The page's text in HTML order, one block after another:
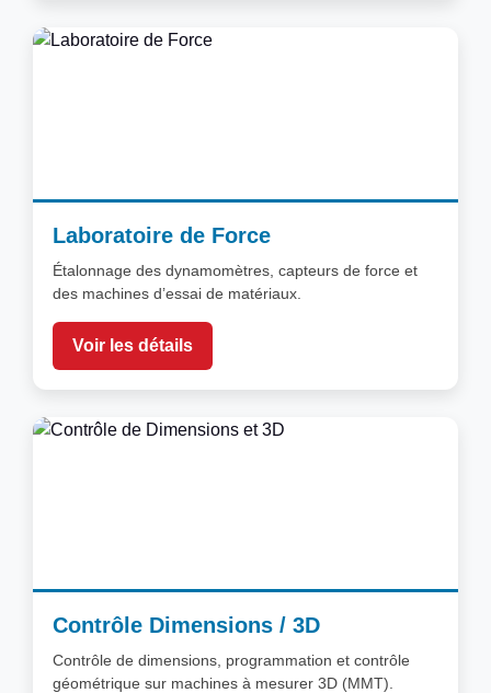
Laboratoire de Force
Étalonnage des dynamomètres, capteurs de force et
des machines d’essai de matériaux.
Voir les détails
Contrôle Dimensions / 3D
Contrôle de dimensions, programmation et contrôle
géométrique sur machines à mesurer 3D (MMT).